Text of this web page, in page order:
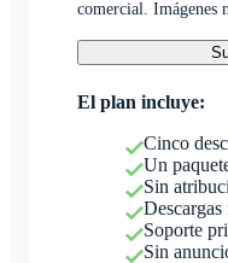
comercial. Imágenes
El plan incluye:
Cinco
Un
Sin
Descargas
Soporte
Sin